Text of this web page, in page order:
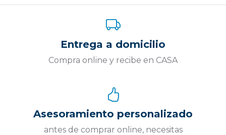
Entrega a domicilio
Compra online y recibe en CASA
Asesoramiento personalizado
antes de comprar online, necesitas